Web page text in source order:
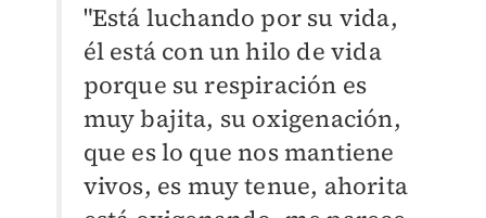
"Está luchando por su vida,
él está con un hilo de vida
porque su respiración es
muy bajita, su oxigenación,
que es lo que nos mantiene
vivos, es muy tenue, ahorita